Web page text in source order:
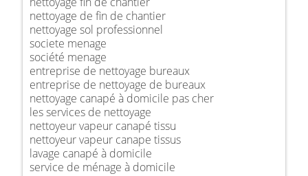
nettoyage de fin de chantier
nettoyage sol professionnel
societe menage
société menage
entreprise de nettoyage bureaux
entreprise de nettoyage de bureaux
nettoyage canapé à domicile pas cher
les services de nettoyage
nettoyeur vapeur canapé tissu
nettoyeur vapeur canape tissus
lavage canapé à domicile
service de ménage à domicile